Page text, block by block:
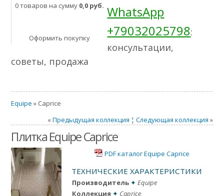
0 товаров на сумму 0,0 руб.
Оформить покупку
WhatsApp
+79032025798:
консультации,
советы, продажа
Equipe » Caprice
«Предыдущая коллекция ¦ Следующая коллекция »
Плитка Equipe Caprice
PDF каталог Equipe Caprice
ТЕХНИЧЕСКИЕ ХАРАКТЕРИСТИКИ
Производитель ✦ Equipe
Коллекция ✦ Caprice